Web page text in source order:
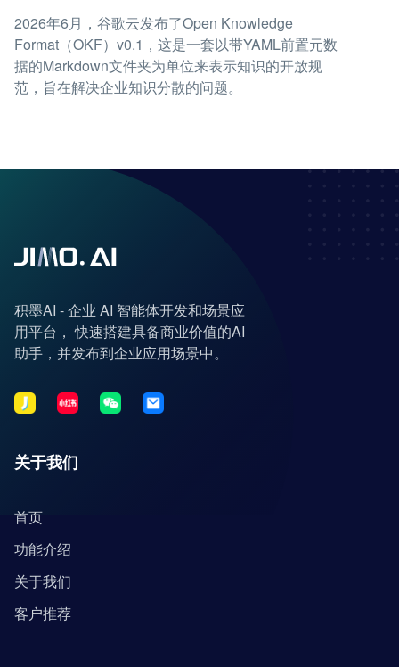
2026年6月，谷歌云发布了Open Knowledge
Format（OKF）v0.1，这是一套以带YAML前置元数
据的Markdown文件夹为单位来表示知识的开放规
范，旨在解决企业知识分散的问题。
积墨AI - 企业 AI 智能体开发和场景应
用平台， 快速搭建具备商业价值的AI
助手，并发布到企业应用场景中。
关于我们
首页
功能介绍
关于我们
客户推荐